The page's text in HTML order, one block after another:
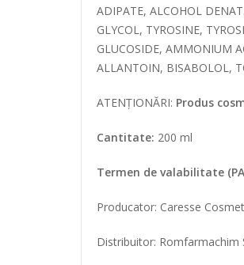
ADIPATE, ALCOHOL
GLYCOL, TYROSINE,
GLUCOSIDE, AMMONIUM
ALLANTOIN, BISABOLOL,
ATENȚIONĂRI: Produs
Cantitate: 200 ml
Termen de valabilitate
Producator: Caresse
Distribuitor: Romfarmachim